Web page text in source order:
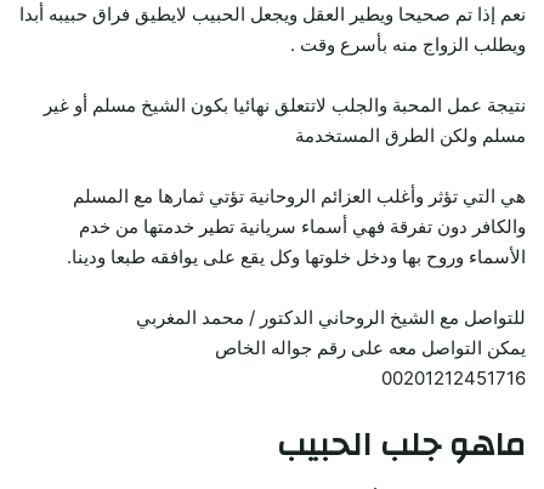
نعم إذا تم صحيحا ويطير العقل ويجعل الحبيب لايطيق فراق حبيبه أبدا
ويطلب الزواج منه بأسرع وقت .
نتيجة عمل المحبة والجلب لاتتعلق نهائيا بكون الشيخ مسلم أو غير
مسلم ولكن الطرق المستخدمة
هي التي تؤثر وأغلب العزائم الروحانية تؤتي ثمارها مع المسلم
والكافر دون تفرقة فهي أسماء سريانية تطير خدمتها من خدم
الأسماء وروح بها ودخل خلوتها وكل يقع على يوافقه طبعا ودينا.
للتواصل مع الشيخ الروحاني الدكتور / محمد المغربي
يمكن التواصل معه على رقم جواله الخاص
00201212451716
ماهو جلب الحبيب